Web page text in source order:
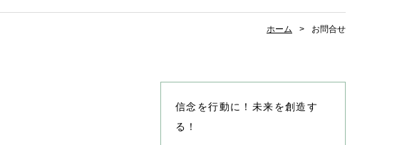
ホーム お問合せ
信念を行動に！未来を創造す
る！